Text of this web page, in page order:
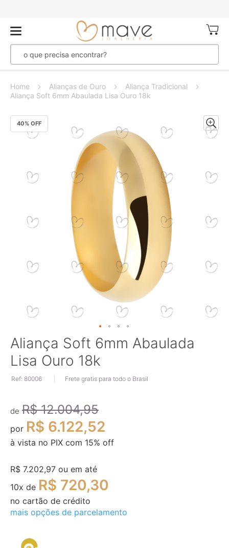
Meu
Home Alianças de Ouro
Aliança Tradicional
Aliança Soft 6mm Abaulada Lisa Ouro 18k
40% OFF
Pular
para
o
imagens
Saltar
para
da
imagens
Aliança Soft 6mm Abaulada
Lisa Ouro 18k
Ref: 80006 Frete gratis para todo o Brasil
de R$ 12.004,95
por R$ 6.122,52
à vista no PIX com 15% off
R$ 7.202,97 ou em até
10x de R$ 720,30
no cartão de crédito
mais opções de parcelamento